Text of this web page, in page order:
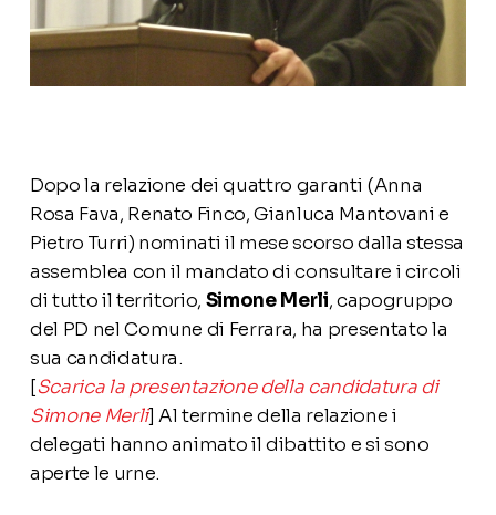
Dopo la relazione dei quattro garanti (Anna
Rosa Fava, Renato Finco, Gianluca Mantovani e
Pietro Turri) nominati il mese scorso dalla stessa
assemblea con il mandato di consultare i circoli
di tutto il territorio, Simone Merli, capogruppo
del PD nel Comune di Ferrara, ha presentato la
sua candidatura.
[Scarica la presentazione della candidatura di
Simone Merli] Al termine della relazione i
delegati hanno animato il dibattito e si sono
aperte le urne.